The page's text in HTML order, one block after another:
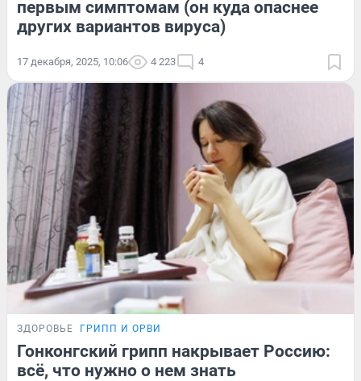
первым симптомам (он куда опаснее
других вариантов вируса)
17 декабря, 2025, 10:06 4 223 4
ЗДОРОВЬЕ ГРИПП И ОРВИ
Гонконгский грипп накрывает Россию:
всё, что нужно о нем знать